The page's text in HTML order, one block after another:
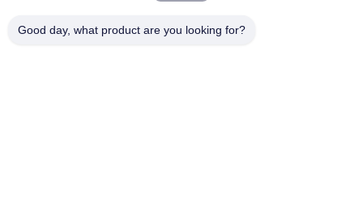
Telefoon
Good day, what product are you looking for?